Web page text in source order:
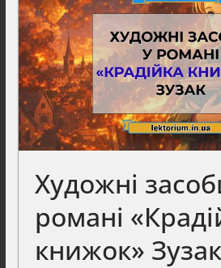
Художні
романі
книжок» Зузак